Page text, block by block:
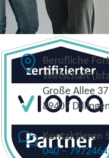
Berufliche
Wirtschaft
Große Allee 37
89407
Kontaktieren
040 –